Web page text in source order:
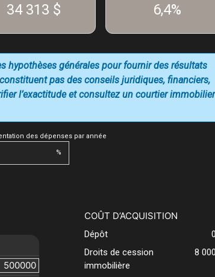
34 313 $ 6,4%
des dépenses par année
%
hypothèses générales pour fournir des résultats
pas des conseils juridiques, financiers,
l’exactitude et consultez un courtier immobilier
COÛT D’ACQUISITION
Dépôt
Droits de cession
immobilière
8